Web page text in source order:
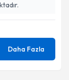
Daha Fazla